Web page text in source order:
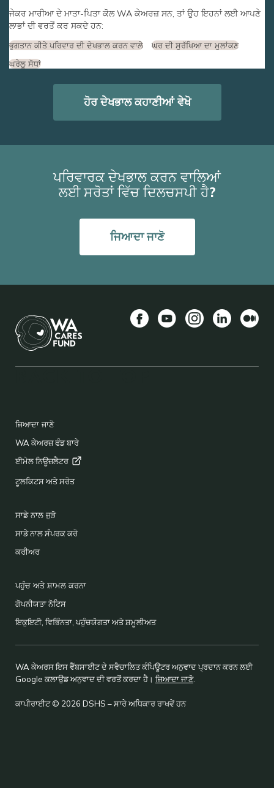
ਜੇਕਰ ਮਾਰੀਆ ਦੇ ਮਾਤਾ-ਪਿਤਾ ਕੋਲ WA ਕੇਅਰਜ਼ ਸਨ, ਤਾਂ ਉਹ ਇਹਨਾਂ ਲਈ ਆਪਣੇ
ਲਾਭਾਂ ਦੀ ਵਰਤੋਂ ਕਰ ਸਕਦੇ ਹਨ:
ਭੁਗਤਾਨ ਕੀਤੇ ਪਰਿਵਾਰ ਦੀ ਦੇਖਭਾਲ ਕਰਨ ਵਾਲੇ
ਘਰ ਦੀ ਸੁਰੱਖਿਆ ਦਾ ਮੁਲਾਂਕਣ
ਘਰੇਲੂ ਸੋਧਾਂ
ਹੋਰ ਦੇਖਭਾਲ ਕਹਾਣੀਆਂ ਵੇਖੋ
ਪਰਿਵਾਰਕ ਦੇਖਭਾਲ ਕਰਨ ਵਾਲਿਆਂ
ਲਈ ਸਰੋਤਾਂ ਵਿੱਚ ਦਿਲਚਸਪੀ ਹੈ?
ਜਿਆਦਾ ਜਾਣੋ
FOOTER
ਜਿਆਦਾ ਜਾਣੋ
WA ਕੇਅਰਜ਼ ਫੰਡ ਬਾਰੇ
ਈਮੇਲਨਿਊਜ਼ਲੈਟਰ
ਟੂਲਕਿਟਸ ਅਤੇ ਸਰੋਤ
ਸਾਡੇ ਨਾਲ ਜੁੜੋ
ਸਾਡੇ ਨਾਲ ਸੰਪਰਕ ਕਰੋ
ਕਰੀਅਰ
ਪਹੁੰਚ ਅਤੇ ਸ਼ਾਮਲ ਕਰਨਾ
ਗੋਪਨੀਯਤਾ ਨੋਟਿਸ
ਇਕੁਇਟੀ, ਵਿਭਿੰਨਤਾ, ਪਹੁੰਚਯੋਗਤਾ ਅਤੇ ਸ਼ਮੂਲੀਅਤ
WA ਕੇਅਰਸ ਇਸ ਵੈੱਬਸਾਈਟ ਦੇ ਸਵੈਚਾਲਿਤ ਕੰਪਿਊਟਰ ਅਨੁਵਾਦ ਪ੍ਰਦਾਨ ਕਰਨ ਲਈ
Google ਕਲਾਉਡ ਅਨੁਵਾਦ ਦੀ ਵਰਤੋਂ ਕਰਦਾ ਹੈ। ਜਿਆਦਾ ਜਾਣੋ.
ਕਾਪੀਰਾਈਟ © 2026 DSHS – ਸਾਰੇ ਅਧਿਕਾਰ ਰਾਖਵੇਂ ਹਨ